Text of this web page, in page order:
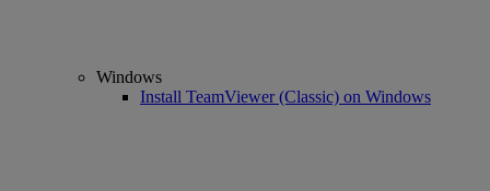
Windows
Install TeamViewer (Classic) on Windows